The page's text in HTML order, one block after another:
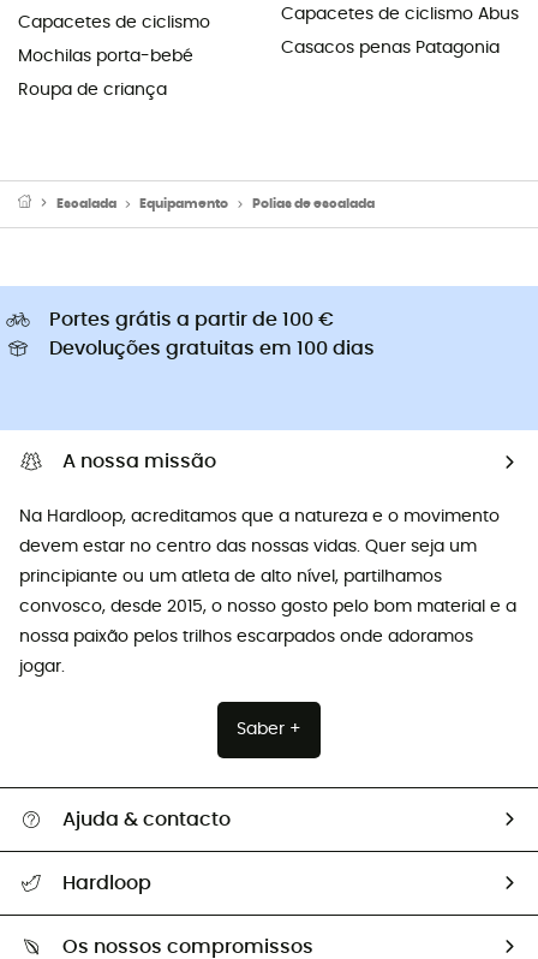
Capacetes de ciclismo
Mochilas porta-bebé
Roupa de criança
Capacetes de ciclismo Abus
Casacos penas Patagonia
Escalada Equipamento Polias de escalada
Portes grátis a partir de 100 €
Devoluções gratuitas em 100 dias
A nossa missão
Na Hardloop, acreditamos que a natureza e o movimento
devem estar no centro das nossas vidas. Quer seja um
principiante ou um atleta de alto nível, partilhamos
convosco, desde 2015, o nosso gosto pelo bom material e a
nossa paixão pelos trilhos escarpados onde adoramos
jogar.
Saber +
Ajuda & contacto
Devoluções e reembolsos
Guia de tamanhos
Hardloop
Os nossos compromissos